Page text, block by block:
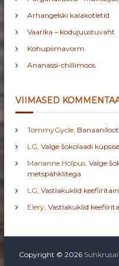
Arhangelski kalakotletid
Vaarika – kodujuustuvaht
Kohupiimavorm
Ananassi-chillimoos
VIIMASED
TommyGycle
LG ,Valge šokolaadi
Marianne Hölpus ,Valge
metspähklitega
LG ,Vastlakuklid
Elery ,Vastlakuklid
Copyright © 2026 Suhkrusai